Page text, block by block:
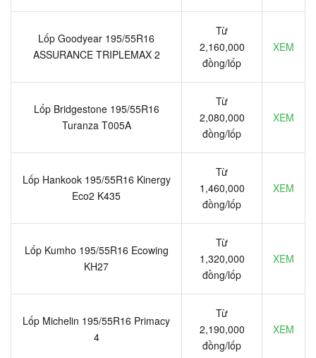
Lốp Goodyear 195/55R16
ASSURANCE TRIPLEMAX 2
Từ
2,160,000
đồng/lốp
XEM
Lốp Bridgestone 195/55R16
Turanza T005A
Từ
2,080,000
đồng/lốp
XEM
Lốp Hankook 195/55R16 Kinergy
Eco2 K435
Từ
1,460,000
đồng/lốp
XEM
Lốp Kumho 195/55R16 Ecowing
KH27
Từ
1,320,000
đồng/lốp
XEM
Lốp Michelin 195/55R16 Primacy
4
Từ
2,190,000
đồng/lốp
XEM